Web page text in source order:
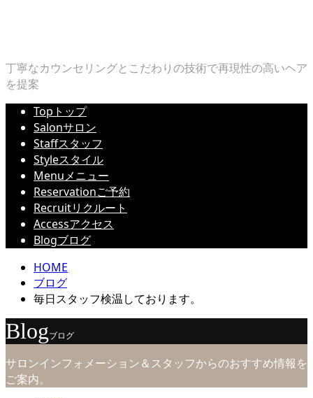
丁寧なカウンセリングとこだわりの技術で再現性の高いヘア
を提案
Top トップ
Salonサロン
Staffスタッフ
Styleスタイル
Menuメニュー
Reservationご予約
Recruitリクルート
Accessアクセス
Blogブログ
HOME
ブログ
毎日スタッフ検温しております。
Blogブログ
サロンインフォメーション＆スタッフからのおすすめ情報を
ご案内。